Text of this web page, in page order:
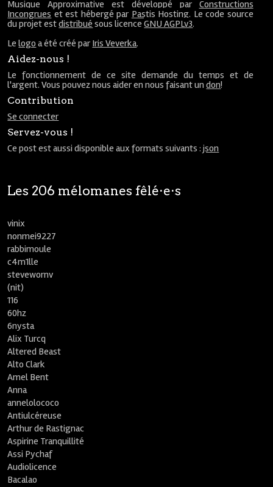
Musique Approximative est développé par Constructions
Incongrues et est hébergé par Pastis Hosting. Le code source
du projet estdistribué sous licenceGNU AGPLv3.
Lelogo a été créé par Iris Veverka.
Aidez-nous !
Le fonctionnement de ce site demande du temps et de
l'argent. Vous pouvez nous aider en nous faisant undon!
Contribution
Se connecter
Servez-vous !
Ce post est aussi disponible aux formats suivants :json
Les 206 mélomanes fêlé⋅e⋅s
vinix
nonmei9227
rabbimoule
c4m1lle
stevewornv
(nit)
116
60hz
6nysta
Alix Turcq
Altered Beast
Alto Clark
Amel Bent
Anna
annelolococo
Antiulcéreuse
Arthur de Rastignac
Aspirine Tranquillité
Assi Pychaf
Audiolicence
Bacalao